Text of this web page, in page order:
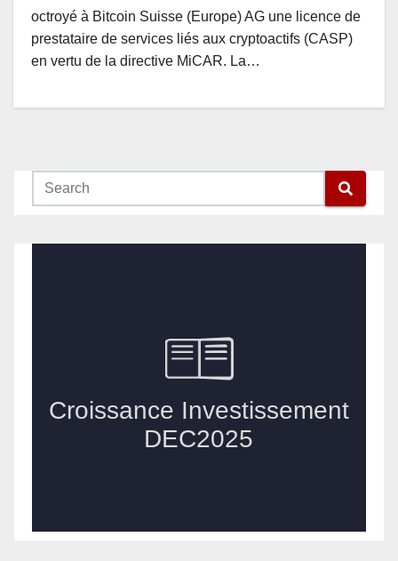
octroyé à Bitcoin Suisse (Europe) AG une licence de
prestataire de services liés aux cryptoactifs (CASP)
en vertu de la directive MiCAR. La…